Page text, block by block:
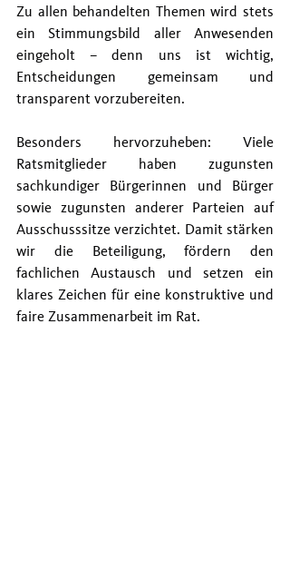
Zu allen behandelten Themen wird stets
ein Stimmungsbild aller Anwesenden
eingeholt – denn uns ist wichtig,
Entscheidungen gemeinsam und
transparent vorzubereiten.
Besonders hervorzuheben: Viele
Ratsmitglieder haben zugunsten
sachkundiger Bürgerinnen und Bürger
sowie zugunsten anderer Parteien auf
Ausschusssitze verzichtet. Damit stärken
wir die Beteiligung, fördern den
fachlichen Austausch und setzen ein
klares Zeichen für eine konstruktive und
faire Zusammenarbeit im Rat.